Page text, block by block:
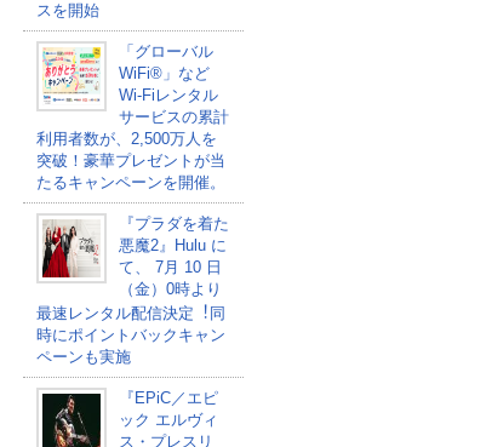
スを開始
「グローバル
WiFi®」など
Wi-Fiレンタル
サービスの累計
利用者数が、2,500万人を
突破！豪華プレゼントが当
たるキャンペーンを開催。
『プラダを着た
悪魔2』Hulu に
て、 7⽉ 10 ⽇
（金）0時より
最速レンタル配信決定︕同
時にポイントバックキャン
ペーンも実施
『EPiC／エピ
ック エルヴィ
ス・プレスリ